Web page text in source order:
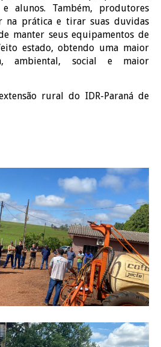
alunos. Também, produtores
na prática e tirar suas duvidas
manter seus equipamentos de
estado, obtendo uma maior
ambiental, social e maior
rural do IDR-Paraná de